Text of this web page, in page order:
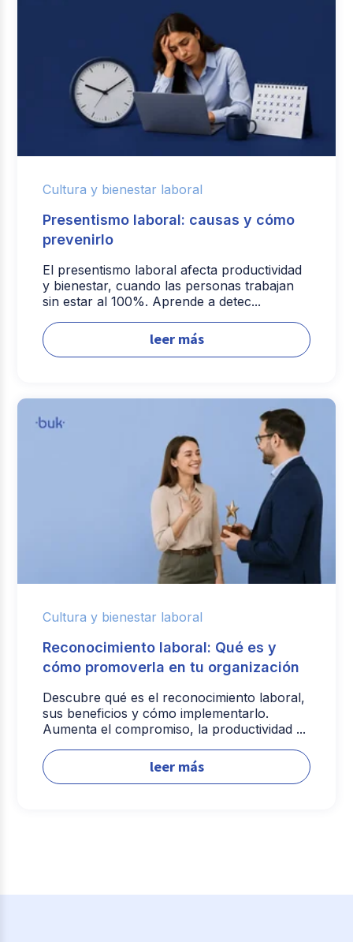
Cultura y bienestar laboral
Presentismo laboral: causas y cómo
prevenirlo
El presentismo laboral afecta productividad
y bienestar, cuando las personas trabajan
sin estar al 100%. Aprende a detec...
leer más
Cultura y bienestar laboral
Reconocimiento laboral: Qué es y
cómo promoverla en tu organización
Descubre qué es el reconocimiento laboral,
sus beneficios y cómo implementarlo.
Aumenta el compromiso, la productividad ...
leer más